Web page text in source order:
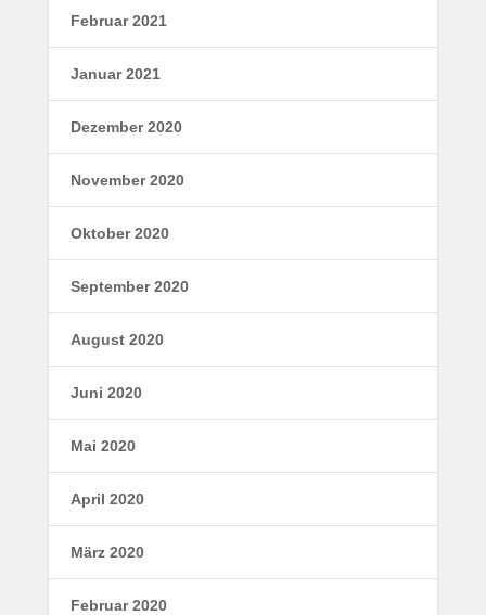
Februar 2021
Januar 2021
Dezember 2020
November 2020
Oktober 2020
September 2020
August 2020
Juni 2020
Mai 2020
April 2020
März 2020
Februar 2020